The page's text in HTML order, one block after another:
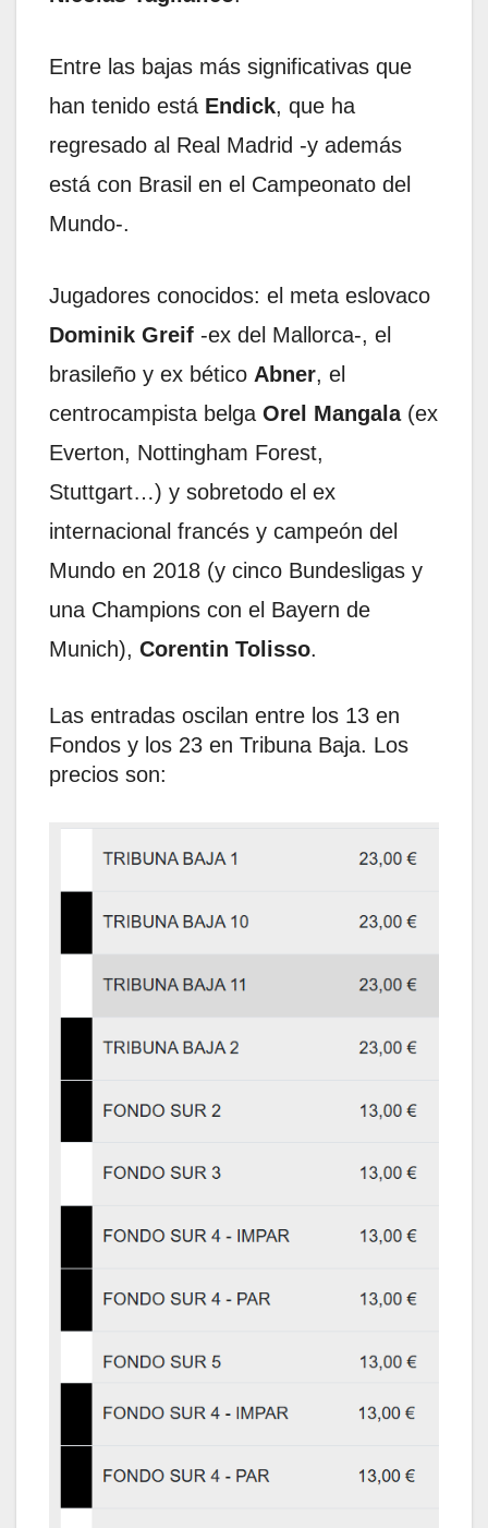
Entre las bajas más significativas que
han tenido está Endick, que ha
regresado al Real Madrid -y además
está con Brasil en el Campeonato del
Mundo-.
Jugadores conocidos: el meta eslovaco
Dominik Greif -ex del Mallorca-, el
brasileño y ex bético Abner, el
centrocampista belga Orel Mangala(ex
Everton, Nottingham Forest,
Stuttgart…) y sobretodo el ex
internacional francés y campeón del
Mundo en 2018 (y cinco Bundesligas y
una Champions con el Bayern de
Munich), Corentin Tolisso.
Las entradas oscilan entre los 13 en
Fondos y los 23 en Tribuna Baja. Los
precios son: